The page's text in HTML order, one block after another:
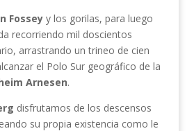
Fosseyy los gorilas, para luego
recorriendo mil doscientos
arrastrando un trineo de cien
el Polo Sur geográfico de la
Arnesen.
disfrutamos de los descensos
su propia existencia como le